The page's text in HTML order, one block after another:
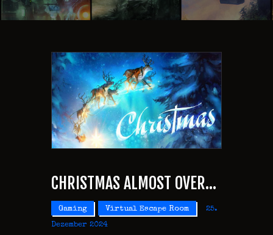
FAQ
CHRISTMAS ALMOST OVER…
Gaming Virtual Escape Room 25.
Dezember 2024